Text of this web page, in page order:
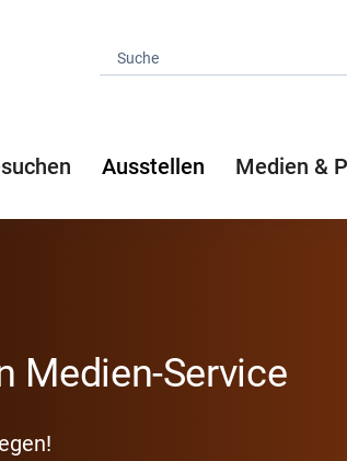
Ausstellen Medien &
Medien-Service